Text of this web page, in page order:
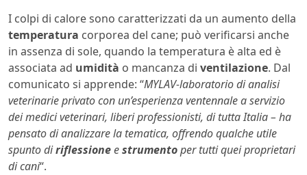
I colpi di calore sono caratterizzati da un aumento della
temperatura corporea del cane; può verificarsi anche
in assenza di sole, quando la temperatura è alta ed è
associata ad umidità o mancanza di ventilazione. Dal
comunicato si apprende: “MYLAV-laboratorio di analisi
veterinarie privato con un’esperienza ventennale a servizio
dei medici veterinari, liberi professionisti, di tutta Italia – ha
pensato di analizzare la tematica, offrendo qualche utile
spunto diriflessioneestrumentoper tutti quei proprietari
di cani“.